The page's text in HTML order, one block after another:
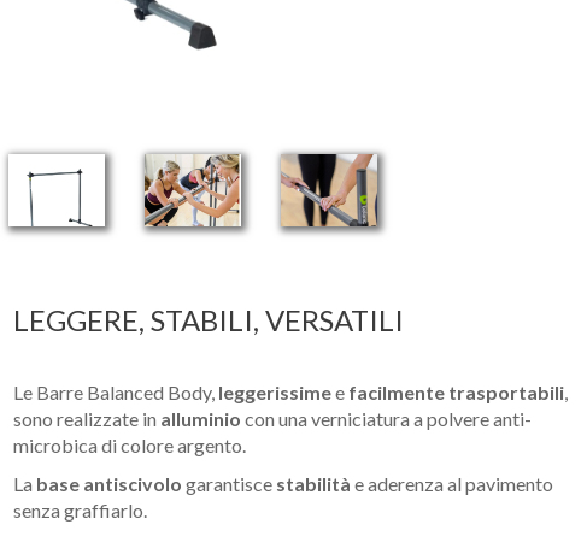
LEGGERE, STABILI, VERSATILI
Le Barre Balanced Body, leggerissimee facilmente trasportabili,
sono realizzate in alluminio con una verniciatura a polvere anti-
microbica di colore argento.
La base antiscivolo garantisce stabilità e aderenza al pavimento
senza graffiarlo.